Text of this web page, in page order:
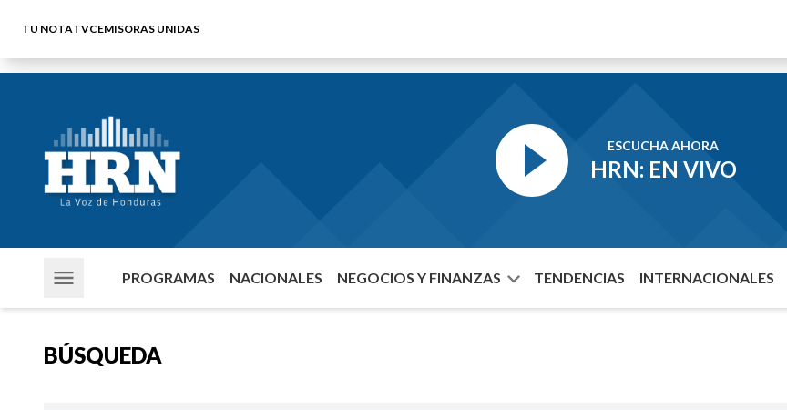
TU NOTATVCEMISORAS UNIDAS
ESCUCHA AHORA
HRN: EN VIVO
PROGRAMAS NACIONALES NEGOCIOS Y FINANZAS TENDENCIAS INTERNACIONALES
BÚSQUEDA